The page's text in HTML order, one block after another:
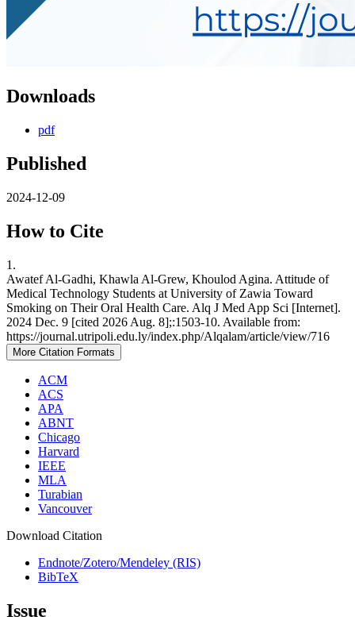
Downloads
pdf
Published
2024-12-09
How to Cite
1.
Awatef Al-Gadhi, Khawla Al-Grew, Khoulod Agina. Attitude of
Medical Technology Students at University of Zawia Toward
Smoking on Their Oral Health Care. Alq J Med App Sci [Internet].
2024 Dec. 9 [cited 2026 Aug. 8];:1503-10. Available from:
https://journal.utripoli.edu.ly/index.php/Alqalam/article/view/716
More Citation Formats
ACM
ACS
APA
ABNT
Chicago
Harvard
IEEE
MLA
Turabian
Vancouver
Download Citation
Endnote/Zotero/Mendeley (RIS)
BibTeX
Issue